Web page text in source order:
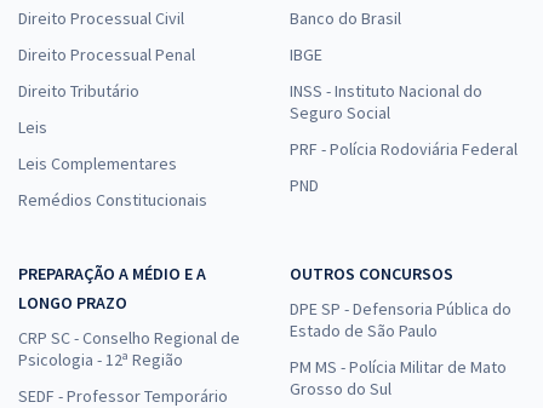
Direito Processual Civil
Direito Processual Penal
Direito Tributário
Leis
Leis Complementares
Remédios Constitucionais
Banco do Brasil
IBGE
INSS - Instituto Nacional do
Seguro Social
PRF - Polícia Rodoviária Federal
PND
PREPARAÇÃO A MÉDIO E A
LONGO PRAZO
CRP SC - Conselho Regional de
Psicologia - 12ª Região
SEDF - Professor Temporário
OUTROS CONCURSOS
DPE SP - Defensoria Pública do
Estado de São Paulo
PM MS - Polícia Militar de Mato
Grosso do Sul